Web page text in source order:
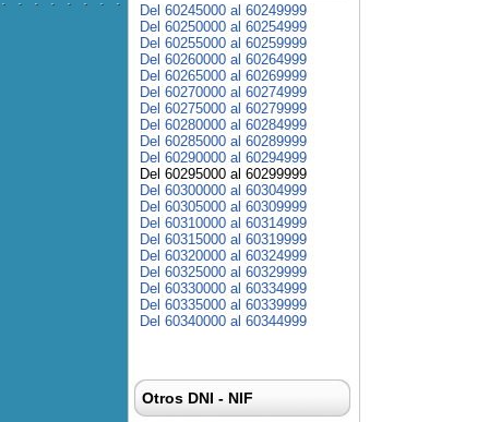
Del 60245000 al 60249999
Del 60250000 al 60254999
Del 60255000 al 60259999
Del 60260000 al 60264999
Del 60265000 al 60269999
Del 60270000 al 60274999
Del 60275000 al 60279999
Del 60280000 al 60284999
Del 60285000 al 60289999
Del 60290000 al 60294999
Del 60295000 al 60299999
Del 60300000 al 60304999
Del 60305000 al 60309999
Del 60310000 al 60314999
Del 60315000 al 60319999
Del 60320000 al 60324999
Del 60325000 al 60329999
Del 60330000 al 60334999
Del 60335000 al 60339999
Del 60340000 al 60344999
Otros DNI - NIF